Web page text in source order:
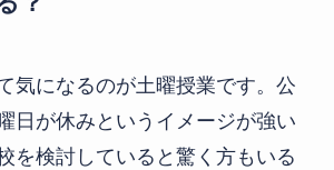
気になるのが土曜授業です。公
日が休みというイメージが強い
を検討していると驚く方もいる